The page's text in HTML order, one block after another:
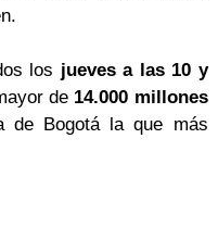
los jueves a las 10 y
de 14.000 millones
de Bogotá la que más